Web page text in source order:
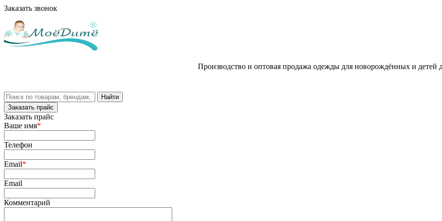
Заказать звонок
Производство и оптовая продажа одежды для новорождённых и детей
Заказать прайс
Заказать прайс
Ваше имя*
Телефон
Email*
Email
Комментарий